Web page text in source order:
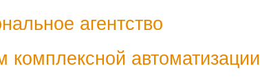
агентство
комплексной автоматизации